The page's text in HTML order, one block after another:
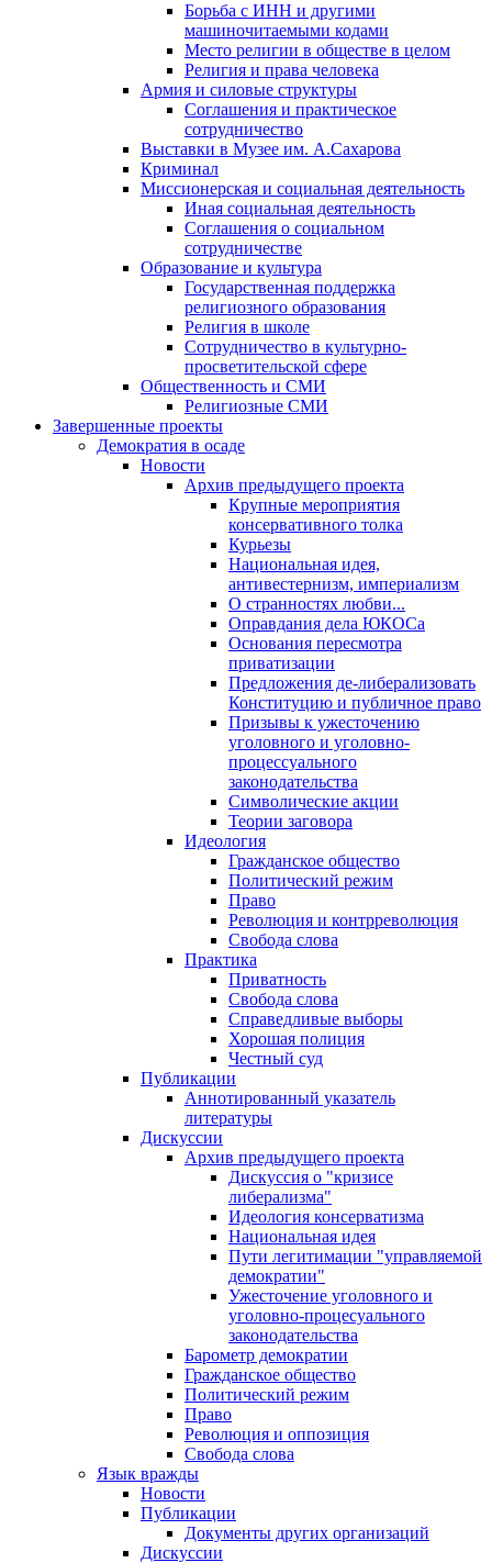
Борьба с ИНН и другими
машиночитаемыми кодами
Место религии в обществе в целом
Религия и права человека
Армия и силовые структуры
Соглашения и практическое
сотрудничество
Выставки в Музее им. А.Сахарова
Криминал
Миссионерская и социальная деятельность
Иная социальная деятельность
Соглашения о социальном
сотрудничестве
Образование и культура
Государственная поддержка
религиозного образования
Религия в школе
Сотрудничество в культурно-
просветительской сфере
Общественность и СМИ
Религиозные СМИ
Завершенные проекты
Демократия в осаде
Новости
Архив предыдущего проекта
Крупные мероприятия
консервативного толка
Курьезы
Национальная идея,
антивестернизм, империализм
О странностях любви...
Оправдания дела ЮКОСа
Основания пересмотра
приватизации
Предложения де-либерализовать
Конституцию и публичное право
Призывы к ужесточению
уголовного и уголовно-
процессуального
законодательства
Символические акции
Теории заговора
Идеология
Гражданское общество
Политический режим
Право
Революция и контрреволюция
Свобода слова
Практика
Приватность
Свобода слова
Справедливые выборы
Хорошая полиция
Честный суд
Публикации
Аннотированный указатель
литературы
Дискуссии
Архив предыдущего проекта
Дискуссия о "кризисе
либерализма"
Идеология консерватизма
Национальная идея
Пути легитимации "управляемой
демократии"
Ужесточение уголовного и
уголовно-процесуального
законодательства
Барометр демократии
Гражданское общество
Политический режим
Право
Революция и оппозиция
Свобода слова
Язык вражды
Новости
Публикации
Документы других организаций
Дискуссии